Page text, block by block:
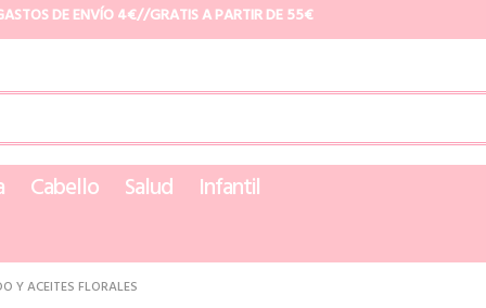
DE ENVÍO 4€//GRATIS A PARTIR DE 55€
Cabello Salud Infantil
Y ACEITES FLORALES